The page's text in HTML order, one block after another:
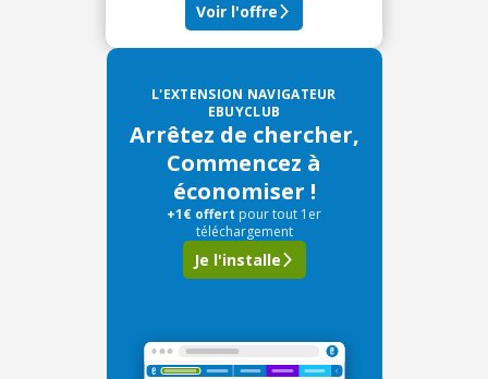
Voir l'offre
L'EXTENSION NAVIGATEUR
EBUYCLUB
Arrêtez de chercher,
Commencez à
économiser !
+1€ offert pour tout 1er
téléchargement
Je l'installe